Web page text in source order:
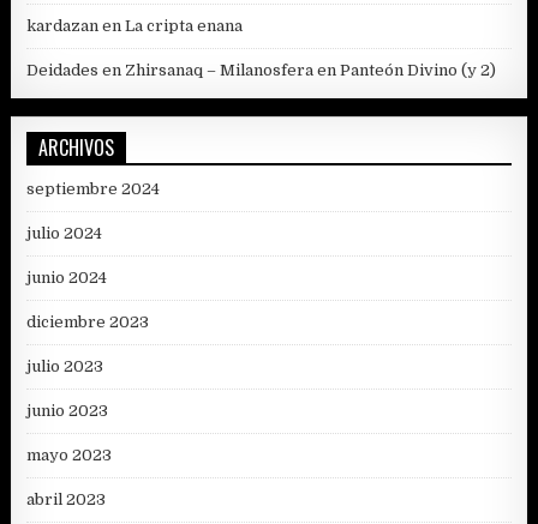
kardazan enLa cripta enana
Deidades en Zhirsanaq – Milanosfera enPanteón Divino (y 2)
ARCHIVOS
septiembre 2024
julio 2024
junio 2024
diciembre 2023
julio 2023
junio 2023
mayo 2023
abril 2023